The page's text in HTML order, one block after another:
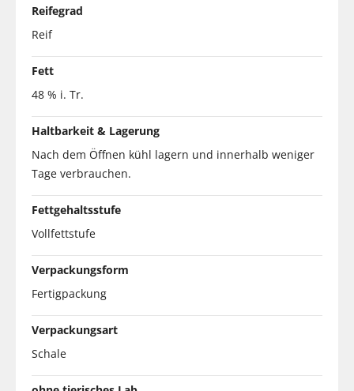
Reifegrad
Reif
Fett
48 % i. Tr.
Haltbarkeit & Lagerung
Nach dem Öffnen kühl lagern und innerhalb weniger
Tage verbrauchen.
Fettgehaltsstufe
Vollfettstufe
Verpackungsform
Fertigpackung
Verpackungsart
Schale